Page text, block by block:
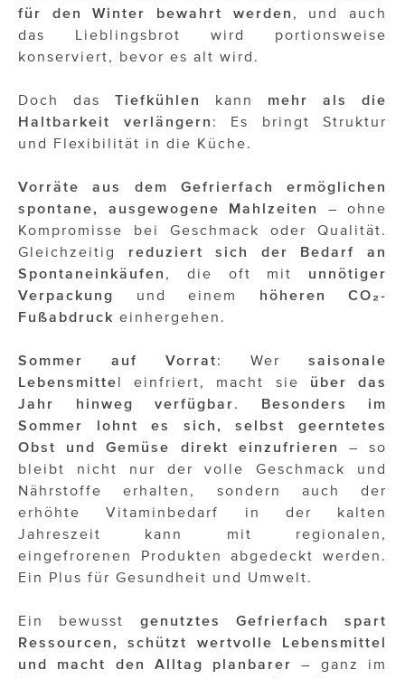
für den Winter bewahrt werden , und auch
das Lieblingsbrot wird portionsweise
konserviert, bevor es alt wird.
Doch das Tiefkühlen kann mehr als die
Haltbarkeit verlängern : Es bringt Struktur
und Flexibilität in die Küche.
Vorräte aus dem Gefrierfach ermöglichen
spontane, ausgewogene Mahlzeiten – ohne
Kompromisse bei Geschmack oder Qualität.
Gleichzeitig reduziert
sich der Bedarf an
Spontaneinkäufen , die oft mit unnötiger
Verpackung
und einem höheren CO₂-
Fußabdruck einhergehen.
Sommer auf Vorrat: Wer saisonale
Lebensmittel einfriert, macht sie über das
Jahr hinweg verfügbar. Besonders im
Sommer lohnt es sich, selbst geerntetes
Obst und Gemüse direkt einzufrieren
– so
bleibt nicht nur der volle Geschmack und
Nährstoffe erhalten, sondern auch der
erhöhte Vitaminbedarf in der kalten
Jahreszeit kann mit regionalen,
eingefrorenen Produkten abgedeckt werden.
Ein Plus für Gesundheit und Umwelt.
Ein bewusst genutztes Gefrierfach spart
Ressourcen, schützt wertvolle Lebensmittel
und macht den Alltag planbarer
– ganz im